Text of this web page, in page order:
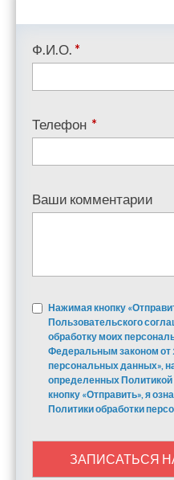
Ф.И.О. *
Телефон *
Ваши комментарии
Нажимая кнопку
Пользовательского
обработку моих
Федеральным законом
персональных данных»,
определенных
кнопку «Отправить», я
Политики обработки
ЗАПИСАТЬСЯ